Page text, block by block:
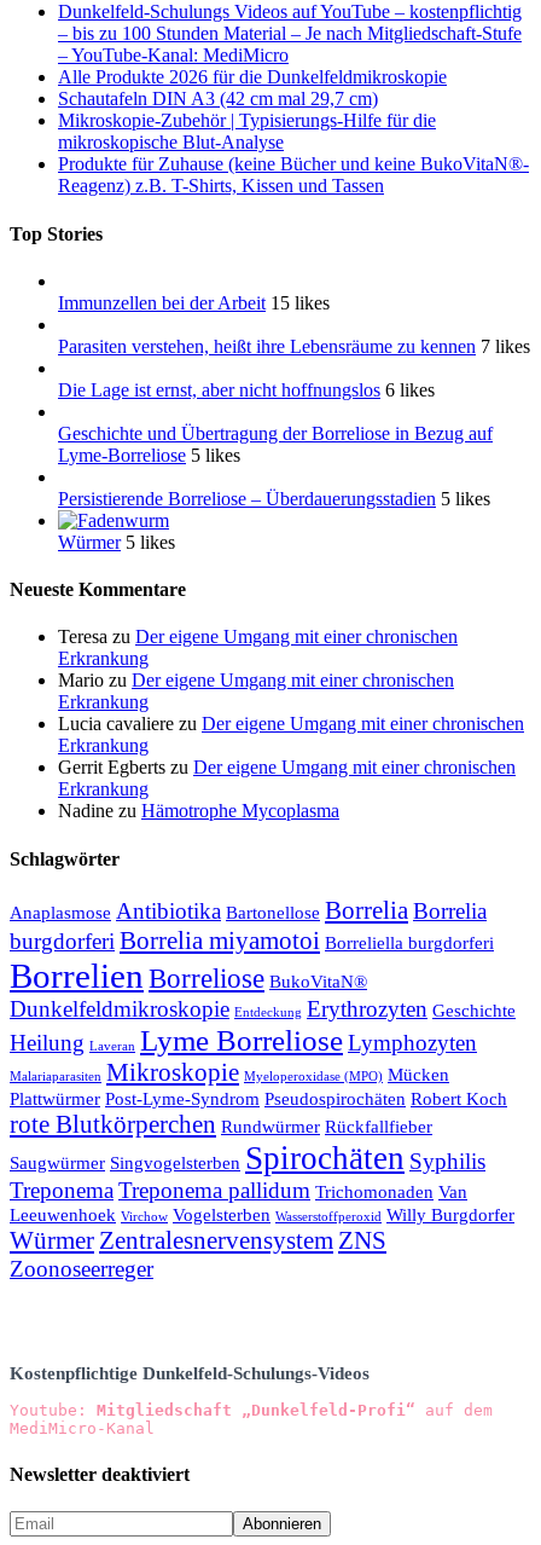
Dunkelfeld-Schulungs Videos auf YouTube – kostenpflichtig
– bis zu 100 Stunden Material – Je nach Mitgliedschaft-Stufe
– YouTube-Kanal: MediMicro
Alle Produkte 2026 für die Dunkelfeldmikroskopie
Schautafeln DIN A3 (42 cm mal 29,7 cm)
Mikroskopie-Zubehör | Typisierungs-Hilfe für die
mikroskopische Blut-Analyse
Produkte für Zuhause (keine Bücher und keine BukoVitaN®-
Reagenz) z.B. T-Shirts, Kissen und Tassen
Top Stories
Immunzellen bei der Arbeit 15 likes
Parasiten verstehen, heißt ihre Lebensräume zu kennen 7 likes
Die Lage ist ernst, aber nicht hoffnungslos 6 likes
Geschichte und Übertragung der Borreliose in Bezug auf
Lyme-Borreliose 5 likes
Persistierende Borreliose – Überdauerungsstadien 5 likes
Würmer 5 likes
Neueste Kommentare
Teresa zu Der eigene Umgang mit einer chronischen
Erkrankung
Mario zu Der eigene Umgang mit einer chronischen
Erkrankung
Lucia cavaliere zu Der eigene Umgang mit einer chronischen
Erkrankung
Gerrit Egberts zu Der eigene Umgang mit einer chronischen
Erkrankung
Nadine zu Hämotrophe Mycoplasma
Schlagwörter
Anaplasmose Antibiotika Bartonellose BorreliaBorrelia
burgdorferi Borrelia miyamotoi Borreliella burgdorferi
Borrelien Borreliose BukoVitaN®
Dunkelfeldmikroskopie Entdeckung Erythrozyten Geschichte
Heilung Laveran Lyme BorrelioseLymphozyten
Malariaparasiten Mikroskopie Myeloperoxidase (MPO) Mücken
Plattwürmer Post-Lyme-Syndrom Pseudospirochäten Robert Koch
rote Blutkörperchen Rundwürmer Rückfallfieber
Saugwürmer Singvogelsterben Spirochäten Syphilis
TreponemaTreponema pallidum Trichomonaden Van
Leeuwenhoek Virchow Vogelsterben Wasserstoffperoxid Willy Burgdorfer
Würmer Zentralesnervensystem ZNS
Zoonoseerreger
Kostenpflichtige Dunkelfeld-Schulungs-Videos
Youtube: Mitgliedschaft „Dunkelfeld-Profi“ auf dem
MediMicro-Kanal
Newsletter deaktiviert